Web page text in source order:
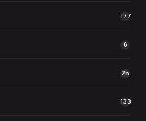
177
6
25
133